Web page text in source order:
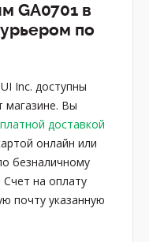
GA0701 в
по
Inc. доступны
магазине. Вы
доставкой
онлайн или
безналичному
на оплату
почту указанную